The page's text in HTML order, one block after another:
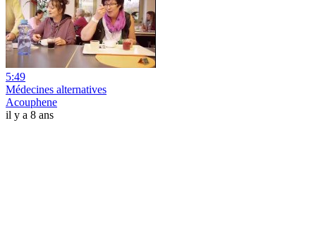
5:49
Médecines alternatives
Acouphene
il y a 8 ans